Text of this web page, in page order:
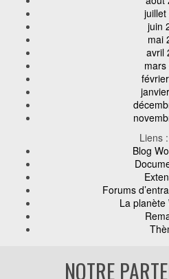
juillet
juin
mai
avril
mars
Liens :
Blog
Forums
La planète
NOTRE